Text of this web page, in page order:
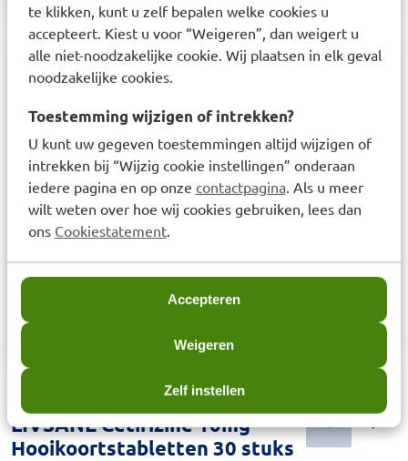
te klikken, kunt u zelf bepalen welke cookies u
accepteert. Kiest u voor “Weigeren”, dan weigert u
alle niet-noodzakelijke cookie. Wij plaatsen in elk geval
noodzakelijke cookies.
Toestemming wijzigen of intrekken?
U kunt uw gegeven toestemmingen altijd wijzigen of
intrekken bij “Wijzig cookie instellingen” onderaan
iedere pagina en op onze contactpagina. Als u meer
wilt weten over hoe wij cookies gebruiken, lees dan
ons Cookiestatement.
Accepteren
Weigeren
Zelf instellen
Samenstelling
De werkzame stof in dit middel is
cetirizinedihydrochloride Elke filmomhulde tablet
bevat 10 mg cetirizinedihydrochloride. De andere
stoffen (hulpstoffen) in dit middel zijn
lactosemonohydraat, microkristallijne cellulose,
croscarmellose natrium, watervrij colloïdaal
siliciumdioxide, magnesiumstearaat,
titaniumdioxide (E171), hypromellose (E464) en
Aanbevolen artikelen voor
LIVSANE Cetirizine 10mg
Hooikoortstabletten 30 stuks